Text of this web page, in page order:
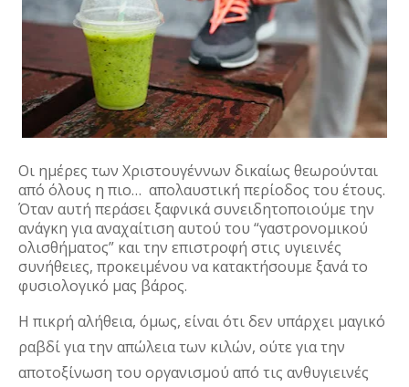
Οι ημέρες των Χριστουγέννων δικαίως θεωρούνται
από όλους η πιο…  απολαυστική περίοδος του έτους.
Όταν αυτή περάσει ξαφνικά συνειδητοποιούμε την
ανάγκη για αναχαίτιση αυτού του “γαστρονομικού
ολισθήματος” και την επιστροφή στις υγιεινές
συνήθειες, προκειμένου να κατακτήσουμε ξανά το
φυσιολογικό μας βάρος.
Η πικρή αλήθεια, όμως, είναι ότι δεν υπάρχει μαγικό
ραβδί για την απώλεια των κιλών, ούτε για την
αποτοξίνωση του οργανισμού από τις ανθυγιεινές